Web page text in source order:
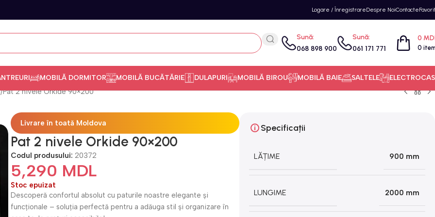
Logare / ÎnregistrareDespre NoiContacte
Sună:
068 898 900
Sună:
061 171 771 0
0
MOBILĂ DORMITOR MOBILĂ BUCĂTĂRIE DULAPURI MOBILĂ BIROU MOBILĂ BAIE SALTELE
Pat 2 nivele Orkide 90×200
Livrare în toată Moldova
Pat 2 nivele Orkide 90×200
Codul produsului: 20372
5,290 MDL
Stoc epuizat
Descoperă confortul absolut cu paturile noastre elegante și
funcționale – soluția perfectă pentru a adăuga stil și organizare în
Specificații
LĂȚIME 900 mm
LUNGIME 2000 mm